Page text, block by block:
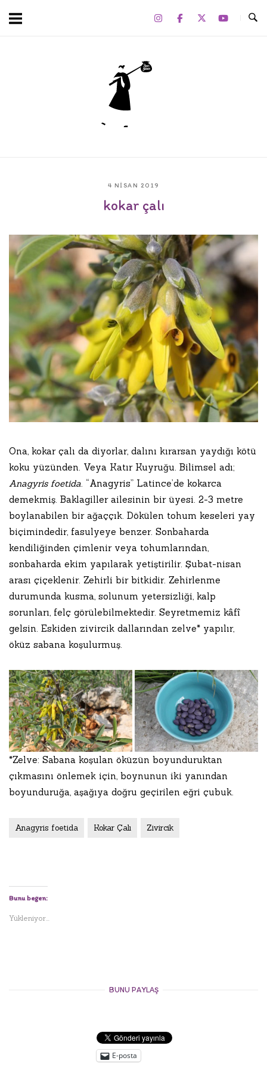
Home
4 NISAN 2019
kokar çalı
Ona, kokar çalı da diyorlar, dalını kırarsan yaydığı kötü
koku yüzünden. Veya Katır Kuyruğu. Bilimsel adı;
Anagyris foetida . “Anagyris” Latince’de kokarca
demekmiş. Baklagiller ailesinin bir üyesi. 2-3 metre
boylanabilen bir ağaççık. Dökülen tohum keseleri yay
biçimindedir, fasulyeye benzer. Sonbaharda
kendiliğinden çimlenir veya tohumlarından,
sonbaharda ekim yapılarak yetiştirilir. Şubat-nisan
arası çiçeklenir. Zehirli bir bitkidir. Zehirlenme
durumunda kusma, solunum yetersizliği, kalp
sorunları, felç görülebilmektedir. Seyretmemiz kâfî
gelsin. Eskiden zivircik dallarından zelve* yapılır,
öküz sabana koşulurmuş.
*Zelve: Sabana koşulan öküzün boyunduruktan
çıkmasını önlemek için, boynunun iki yanından
boyunduruğa, aşağıya doğru geçirilen eğri çubuk.
Anagyris foetida Kokar Çalı Zivircik
Bunu beğen:
Yükleniyor...
BUNU PAYLAŞ
E-posta